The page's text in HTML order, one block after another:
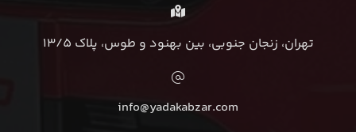
تهران، زنجان جنوبی، بین بهنود و طوس، پلاک 13/5
info@yadakabzar.com